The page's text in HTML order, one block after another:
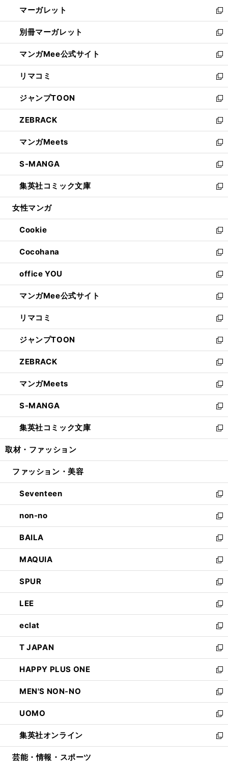
く
で
開
く
ド
ウ
で
開
く
い
ウ
ィ
ン
ド
ウ
で
開
く
マーガレット
新
し
い
ウ
ィ
ン
ド
ウ
で
開
く
別冊マーガレット
新
し
い
ウ
ィ
ン
ド
ウ
で
開
く
マンガMee公式サイト
新
し
い
ウ
ィ
ン
ド
ウ
で
開
く
リマコミ
新
し
い
ウ
ィ
ン
ド
ウ
で
開
く
ジャンプTOON
新
し
い
ウ
ィ
ン
ド
ウ
で
開
ZEBRACK
新
し
い
ウ
ィ
ン
ド
ウ
開
く
マンガMeets
新
し
い
ウ
ィ
ン
ウ
で
開
く
S-MANGA
新
し
い
ウ
ン
ド
ウ
で
開
く
集英社コミック文庫
新
し
ウ
ィ
ン
ド
ウ
で
開
く
女性マンガ
Cookie
新
し
い
ウ
ィ
ン
ド
ウ
で
開
く
Cocohana
新
し
い
ウ
ィ
ン
ド
ウ
で
開
く
office YOU
新
し
い
ウ
ィ
ン
ド
ウ
で
開
く
マンガMee公式サイト
新
し
い
ウ
ィ
ン
ド
ウ
で
開
く
リマコミ
新
し
い
ウ
ィ
ン
ド
ウ
で
開
く
ジャンプTOON
新
し
い
ウ
ィ
ン
ド
ウ
で
開
ZEBRACK
新
し
い
ウ
ィ
ン
ド
ウ
開
マンガMeets
新
し
い
ウ
ィ
ン
ウ
開
く
S-MANGA
新
し
い
ウ
ン
ウ
で
開
く
集英社コミック文庫
新
し
ウ
ン
ド
ウ
で
開
く
取材・ファッション
ファッション・美容
Seventeen
新
し
い
ウ
ィ
ン
ド
ウ
で
開
く
non-no
新
し
い
ウ
ィ
ン
ド
ウ
で
開
く
BAILA
新
し
い
ウ
ィ
ン
ド
ウ
で
開
く
MAQUIA
新
し
い
ウ
ィ
ン
ド
ウ
で
開
く
SPUR
新
し
い
ウ
ィ
ン
ド
ウ
で
開
く
LEE
新
し
い
ウ
ィ
ン
ド
ウ
で
開
く
eclat
新
し
い
ウ
ィ
ン
ド
ウ
で
開
く
T JAPAN
新
し
い
ウ
ィ
ン
ド
ウ
で
開
HAPPY PLUS ONE
新
し
い
ウ
ィ
ン
ド
ウ
MEN'S NON-NO
新
し
い
ウ
ィ
ン
UOMO
新
し
い
ウ
集英社オンライン
新
し
芸能・情報・スポーツ